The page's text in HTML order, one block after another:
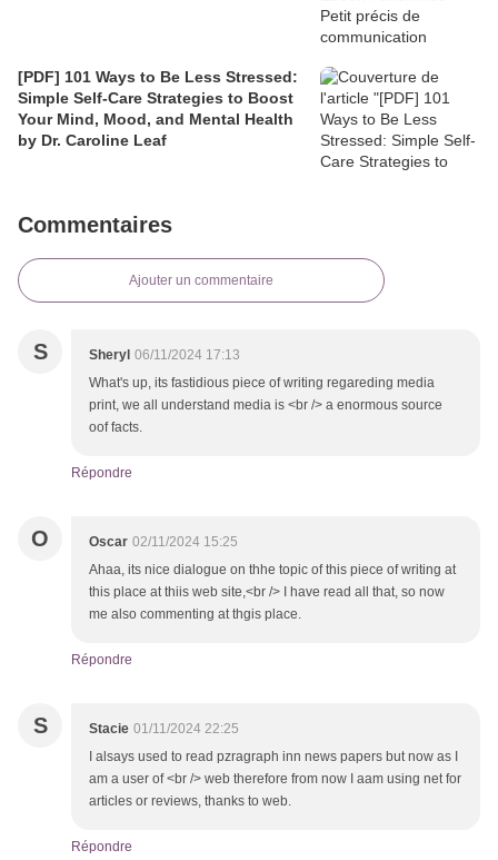
[PDF] 101 Ways to Be Less Stressed:
Simple Self-Care Strategies to Boost
Your Mind, Mood, and Mental Health
by Dr. Caroline Leaf
Commentaires
Ajouter un commentaire
S Sheryl 06/11/2024 17:13
What's up, its fastidious piece of writing regareding media
print, we all understand media is <br /> a enormous source
oof facts.
Répondre
O Oscar 02/11/2024 15:25
Ahaa, its nice dialogue on thhe topic of this piece of writing at
this place at thiis web site,<br /> I have read all that, so now
me also commenting at thgis place.
Répondre
S Stacie 01/11/2024 22:25
I alsays used to read pzragraph inn news papers but now as I
am a user of <br /> web therefore from now I aam using net for
articles or reviews, thanks to web.
Répondre